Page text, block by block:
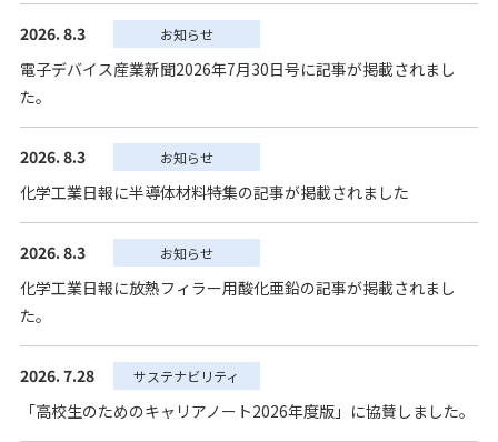
2026. 8.3 お知らせ
電子デバイス産業新聞2026年7月30日号に記事が掲載されまし
た。
2026. 8.3 お知らせ
化学工業日報に半導体材料特集の記事が掲載されました
2026. 8.3 お知らせ
化学工業日報に放熱フィラー用酸化亜鉛の記事が掲載されまし
た。
2026. 7.28 サステナビリティ
「高校生のためのキャリアノート2026年度版」に協賛しました。